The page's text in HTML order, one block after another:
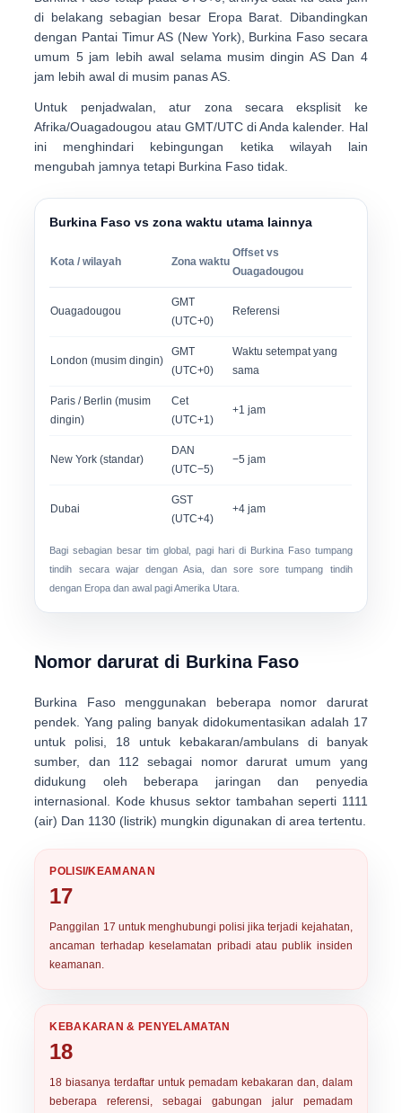
di belakang sebagian besar Eropa Barat . Dibandingkan
dengan Pantai Timur AS (New York), Burkina Faso secara
umum 5 jam lebih awal selama musim dingin ASDan 4
jam lebih awal di musim panas AS
Untuk penjadwalan, atur zona secara eksplisit ke
Afrika/Ouagadougou atau GMT/UTC di Anda kalender. Hal
ini menghindari kebingungan ketika wilayah lain
mengubah jamnya tetapi Burkina Faso tidak.
Burkina Faso vs zona waktu utama lainnya
Kota / wilayah Zona waktu
Offset vs
Ouagadougou
Ouagadougou
GMT
(UTC+0)
Referensi
London (musim dingin)
GMT
(UTC+0)
Waktu setempat yang
sama
Paris / Berlin (musim
dingin)
Cet
(UTC+1)
+1 jam
New York (standar)
DAN
(UTC−5)
−5 jam
Dubai
GST
(UTC+4)
+4 jam
Bagi sebagian besar tim global, pagi hari di Burkina Fasotumpang
tindih secara wajar dengan Asia, dansore sore tumpang tindih
dengan Eropa dan awal pagi Amerika Utara.
Nomor darurat di Burkina Faso
Burkina Faso menggunakan beberapa nomor darurat
pendek . Yang paling banyak didokumentasikan adalah 17
untuk polisi, 18 untuk kebakaran/ambulans di banyak
sumber, dan 112 sebagai nomor darurat umum yang
didukung oleh beberapa jaringan dan penyedia
internasional. Kode khusus sektor tambahan seperti 1111
(air) Dan 1130 (listrik) mungkin digunakan di area tertentu.
POLISI/KEAMANAN
17
Panggilan 17 untuk menghubungi polisi jika terjadi kejahatan,
ancaman terhadap keselamatan pribadi atau publik insiden
keamanan.
KEBAKARAN & PENYELAMATAN
18
18 biasanya terdaftar untuk pemadam kebakaran dan, dalam
beberapa referensi, sebagai gabungan jalur pemadam